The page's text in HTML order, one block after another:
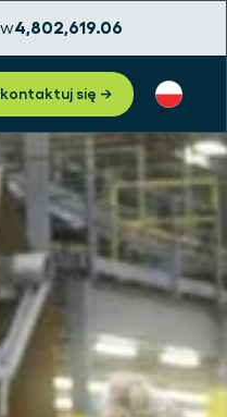
4,802,619.09
się →